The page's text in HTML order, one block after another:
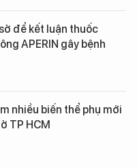
để kết luận thuốc
APERIN gây bệnh
nhiều biến thể phụ mới
TP HCM